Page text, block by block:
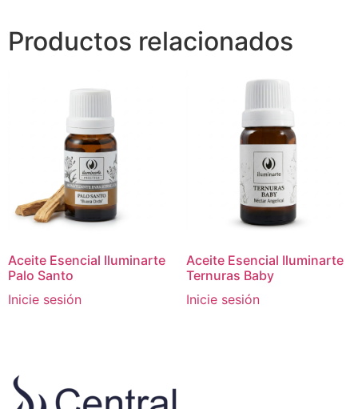
Productos relacionados
Aceite Esencial Iluminarte
Palo Santo
Inicie sesión
Aceite Esencial Iluminarte
Ternuras Baby
Inicie sesión